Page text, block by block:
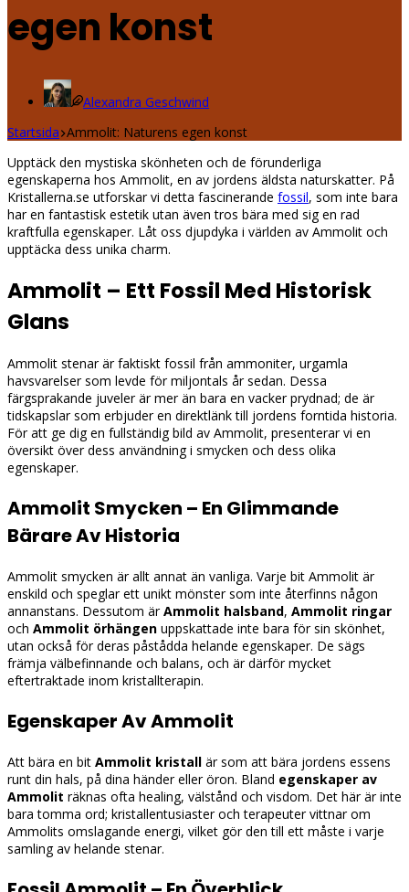
egen konst
Alexandra Geschwind
Startsida Ammolit: Naturens egen konst
Upptäck den mystiska skönheten och de förunderliga
egenskaperna hos Ammolit, en av jordens äldsta naturskatter. På
Kristallerna.se utforskar vi detta fascinerande fossil, som inte bara
har en fantastisk estetik utan även tros bära med sig en rad
kraftfulla egenskaper. Låt oss djupdyka i världen av Ammolit och
upptäcka dess unika charm.
Ammolit – Ett Fossil Med Historisk
Glans
Ammolit stenar är faktiskt fossil från ammoniter, urgamla
havsvarelser som levde för miljontals år sedan. Dessa
färgsprakande juveler är mer än bara en vacker prydnad; de är
tidskapslar som erbjuder en direktlänk till jordens forntida historia.
För att ge dig en fullständig bild av Ammolit, presenterar vi en
översikt över dess användning i smycken och dess olika
egenskaper.
Ammolit Smycken – En Glimmande
Bärare Av Historia
Ammolit smycken är allt annat än vanliga. Varje bit Ammolit är
enskild och speglar ett unikt mönster som inte återfinns någon
annanstans. Dessutom ärAmmolit halsband, Ammolit ringar
och Ammolit örhängen uppskattade inte bara för sin skönhet,
utan också för deras påstådda helande egenskaper. De sägs
främja välbefinnande och balans, och är därför mycket
eftertraktade inom kristallterapin.
Egenskaper Av Ammolit
Att bära en bit Ammolit kristall är som att bära jordens essens
runt din hals, på dina händer eller öron. Bland egenskaper av
Ammolit räknas ofta healing, välstånd och visdom. Det här är inte
bara tomma ord; kristallentusiaster och terapeuter vittnar om
Ammolits omslagande energi, vilket gör den till ett måste i varje
samling av helande stenar.